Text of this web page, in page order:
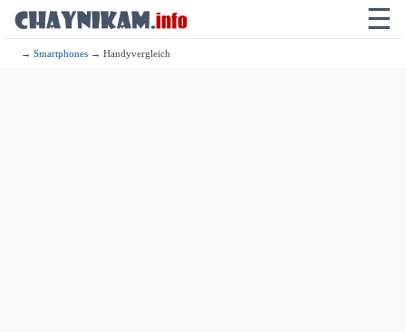
☰
→Smartphones → Handyvergleich